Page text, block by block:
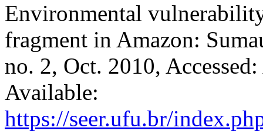
Environmental
fragment in Amazon:
no. 2, Oct. 2010,
Available:
https://seer.ufu.br/